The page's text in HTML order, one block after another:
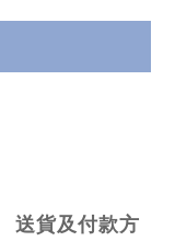
送貨及付款方